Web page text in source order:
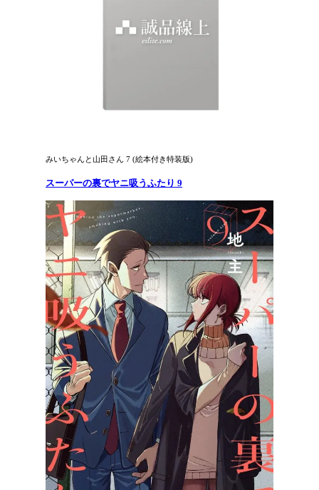
みいちゃんと山田さん 7 (絵本付き特装版)
スーパーの裏でヤニ吸うふたり 9